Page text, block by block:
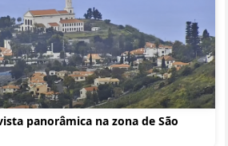
panorâmica na zona de São